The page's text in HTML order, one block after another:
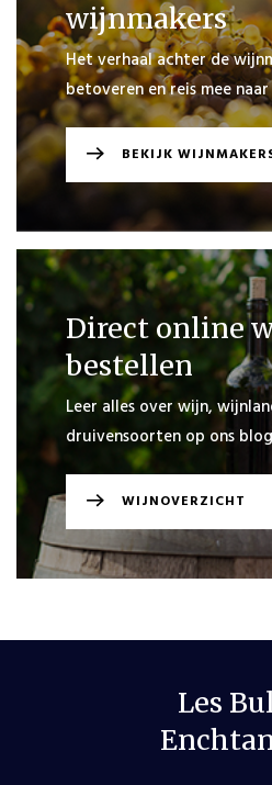
wijnmakers
Het verhaal achter de
betoveren en reis mee
BEKIJK
Direct online
bestellen
Leer alles over wijn,
druivensoorten op ons
WIJNOVERZICHT
Les